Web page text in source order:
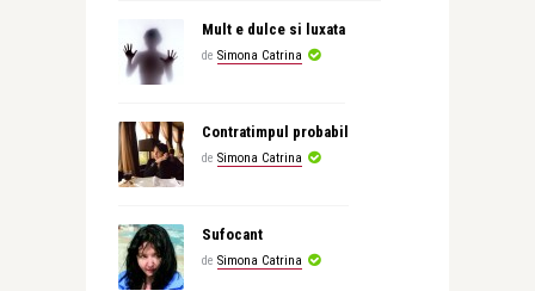
Mult e dulce si luxata
de Simona Catrina
Contratimpul probabil
de Simona Catrina
Sufocant
de Simona Catrina